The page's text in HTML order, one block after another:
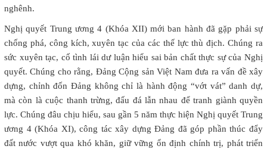
nghênh.
Nghị quyết Trung ương 4 (Khóa XII) mới ban hành đã gặp phải sự
chống phá, công kích, xuyên tạc của các thế lực thù địch. Chúng ra
sức xuyên tạc, cố tình lái dư luận hiểu sai bản chất thực sự của Nghị
quyết. Chúng cho rằng, Đảng Cộng sản Việt Nam đưa ra vấn đề xây
dựng, chỉnh đốn Đảng không chỉ là hành động “vớt vát” danh dự,
mà còn là cuộc thanh trừng, đấu đá lẫn nhau để tranh giành quyền
lực. Chúng đâu chịu hiểu, sau gần 5 năm thực hiện Nghị quyết Trung
ương 4 (Khóa XI), công tác xây dựng Đảng đã góp phần thúc đẩy
đất nước vượt qua khó khăn, giữ vững ổn định chính trị, phát triển